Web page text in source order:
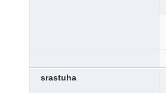
srastuha